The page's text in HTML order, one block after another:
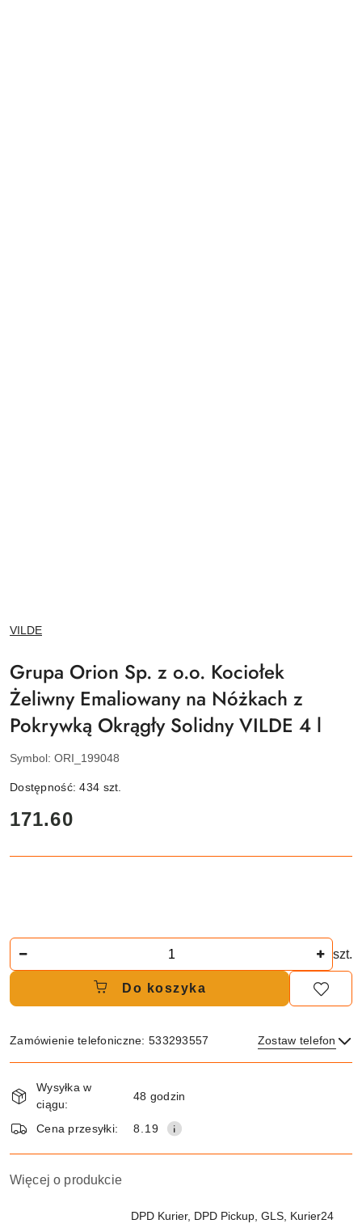
NAZWA
PRODUCENTA:
VILDE
Grupa Orion Sp. z o.o. Kociołek
Żeliwny Emaliowany na Nóżkach z
Pokrywką Okrągły Solidny VILDE 4 l
Symbol: ORI_199048
Dostępność:434 szt.
cena:
171.60
szt.
Do koszyka
Zamówienie telefoniczne: 533293557 Zostaw telefon
i
dostawa
Wysyłka w
ciągu:
48 godzin
Cena przesyłki: 8.19
Więcej o produkcie
DPD Kurier, DPD Pickup, GLS, Kurier24